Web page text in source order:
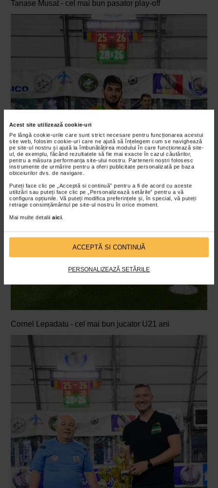
Acest site utilizează cookie-uri
Pe lângă cookie-urile care sunt strict necesare pentru funcționarea acestui
site web, folosim cookie-uri care ne ajută să înțelegem cum se navighează
pe site-ul nostru și ajută la îmbunătățirea modului în care funcționează site-
ul, de exemplu, făcând rezultatele să fie mai exacte în cazul căutărilor,
pentru a măsura performanța site-ului nostru. Partenerii noștri folosesc
instrumente de urmărire pentru a oferi publicitate personalizată pe baza
obiceiurilor dvs. de navigare.
Puteți face clic pe „Acceptă si continuă” pentru a fi de acord cu aceste
utilizări sau puteți face clic pe „Personalizează setările” pentru a vă
configura opțiunile. Vă puteți modifica preferințele și, în special, vă puteți
retrage consimțământul pe site-ul nostru în orice moment.
Mai multe detalii aici
ACCEPTĂ SI CONTINUĂ
PERSONALIZEAZĂ SETĂRILE
Tanase Musat - cel mai bun pasator play-off
Cornel Lepadatu - cel mai bun jucator U21 ani